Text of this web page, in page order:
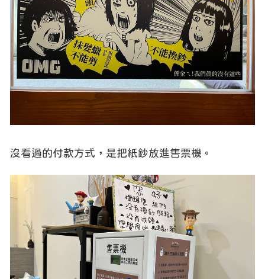
沒看過的付款方式，是把紙鈔放進售票機。